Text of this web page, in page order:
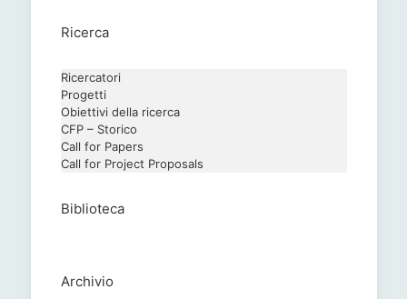
Ricerca
Ricercatori
Progetti
Obiettivi della ricerca
CFP – Storico
Call for Papers
Call for Project Proposals
Biblioteca
Archivio